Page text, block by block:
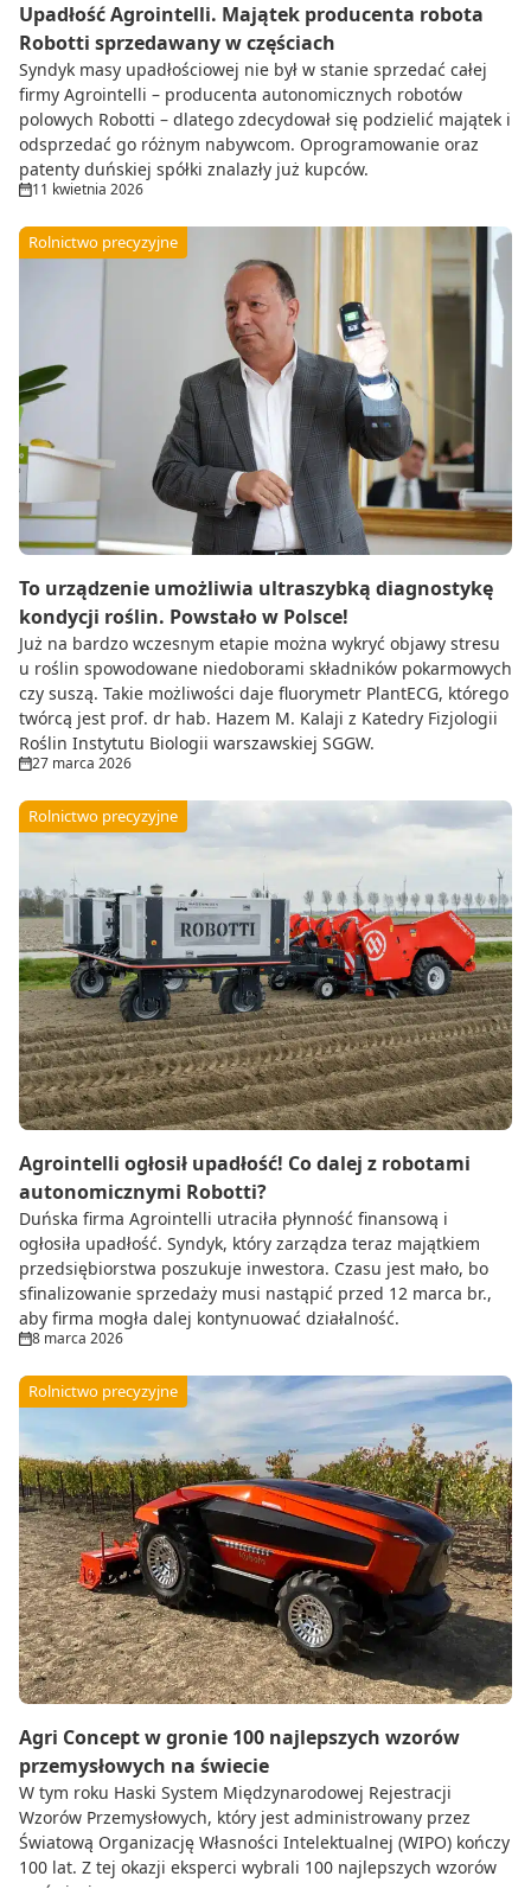
Upadłość Agrointelli. Majątek producenta robota
Robotti sprzedawany w częściach
Syndyk masy upadłościowej nie był w stanie sprzedać całej
firmy Agrointelli – producenta autonomicznych robotów
polowych Robotti – dlatego zdecydował się podzielić majątek i
odsprzedać go różnym nabywcom. Oprogramowanie oraz
patenty duńskiej spółki znalazły już kupców.
11 kwietnia 2026
Rolnictwo precyzyjne
To urządzenie umożliwia ultraszybką diagnostykę
kondycji roślin. Powstało w Polsce!
Już na bardzo wczesnym etapie można wykryć objawy stresu
u roślin spowodowane niedoborami składników pokarmowych
czy suszą. Takie możliwości daje fluorymetr PlantECG, którego
twórcą jest prof. dr hab. Hazem M. Kalaji z Katedry Fizjologii
Roślin Instytutu Biologii warszawskiej SGGW.
27 marca 2026
Rolnictwo precyzyjne
Agrointelli ogłosił upadłość! Co dalej z robotami
autonomicznymi Robotti?
Duńska firma Agrointelli utraciła płynność finansową i
ogłosiła upadłość. Syndyk, który zarządza teraz majątkiem
przedsiębiorstwa poszukuje inwestora. Czasu jest mało, bo
sfinalizowanie sprzedaży musi nastąpić przed 12 marca br.,
aby firma mogła dalej kontynuować działalność.
8 marca 2026
Rolnictwo precyzyjne
Agri Concept w gronie 100 najlepszych wzorów
przemysłowych na świecie
W tym roku Haski System Międzynarodowej Rejestracji
Wzorów Przemysłowych, który jest administrowany przez
Światową Organizację Własności Intelektualnej (WIPO) kończy
100 lat. Z tej okazji eksperci wybrali 100 najlepszych wzorów